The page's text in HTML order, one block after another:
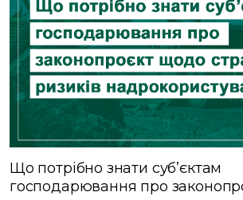
Що потрібно знати суб’єктам
господарювання про